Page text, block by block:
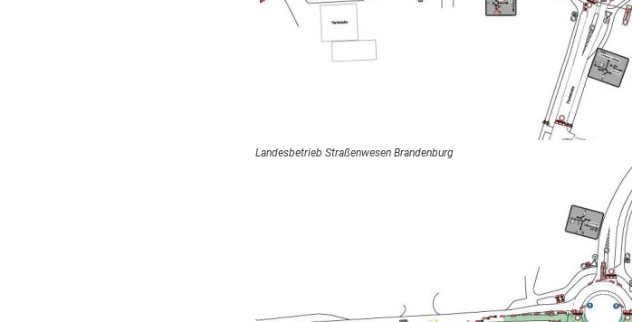
Landesbetrieb Straßenwesen Brandenburg